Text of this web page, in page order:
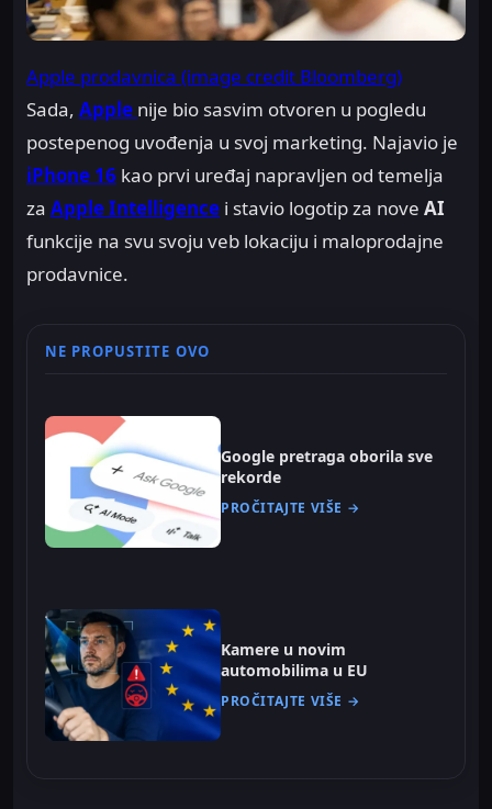
Apple prodavnica (image credit Bloomberg)
Sada, Apple nije bio sasvim otvoren u pogledu
postepenog uvođenja u svoj marketing. Najavio je
iPhone 16 kao prvi uređaj napravljen od temelja
za Apple Intelligence i stavio logotip za nove AI
funkcije na svu svoju veb lokaciju i maloprodajne
prodavnice.
NE PROPUSTITE OVO
Google pretraga oborila sve
rekorde
PROČITAJTE VIŠE →
Kamere u novim
automobilima u EU
PROČITAJTE VIŠE →